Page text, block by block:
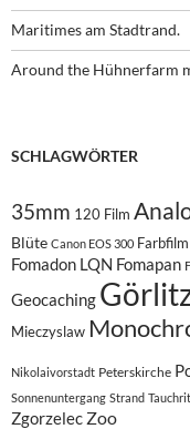
Maritimes am Stadtrand.
Around the Hühnerfarm
SCHLAGWÖRTER
35mm 120 Film
Blüte Canon EOS 300 Farbfilm
Fomadon LQN Fomapan
Geocaching
Mieczyslaw
Nikolaivorstadt Peterskirche
Sonnenuntergang Strand
Zgorzelec Zoo